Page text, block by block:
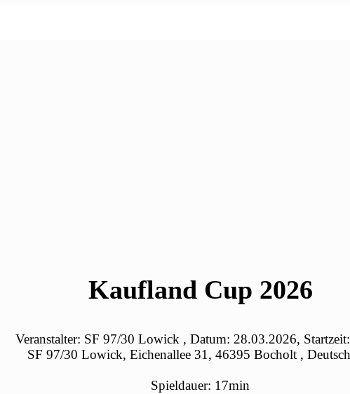
Kaufland Cup 2026
Veranstalter: SF 97/30 Lowick , Datum: 28.03.2026,
SF 97/30 Lowick, Eichenallee 31, 46395 Bocholt ,
Spieldauer: 17min